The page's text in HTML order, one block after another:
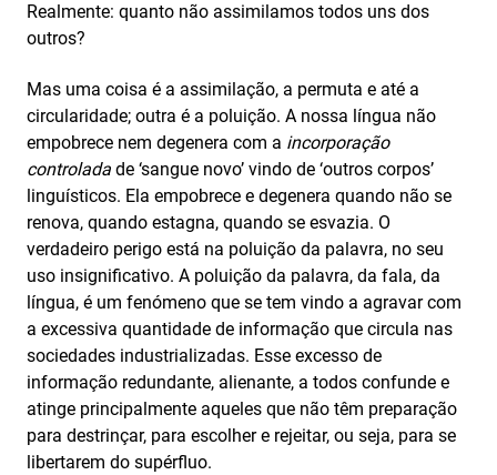
Realmente: quanto não assimilamos todos uns dos
outros?
Mas uma coisa é a assimilação, a permuta e até a
circularidade; outra é a poluição. A nossa língua não
empobrece nem degenera com a incorporação
controlada de ‘sangue novo’ vindo de ‘outros corpos’
linguísticos. Ela empobrece e degenera quando não se
renova, quando estagna, quando se esvazia. O
verdadeiro perigo está na poluição da palavra, no seu
uso insignificativo. A poluição da palavra, da fala, da
língua, é um fenómeno que se tem vindo a agravar com
a excessiva quantidade de informação que circula nas
sociedades industrializadas. Esse excesso de
informação redundante, alienante, a todos confunde e
atinge principalmente aqueles que não têm preparação
para destrinçar, para escolher e rejeitar, ou seja, para se
libertarem do supérfluo.